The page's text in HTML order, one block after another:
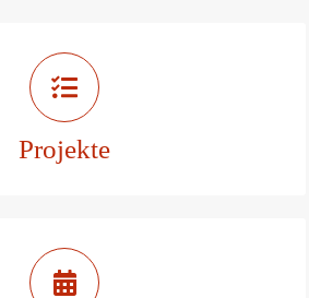
Projekte
Projekte der
Stadt Marbach
Zu den Projekten
in Marbach
& Umgebung